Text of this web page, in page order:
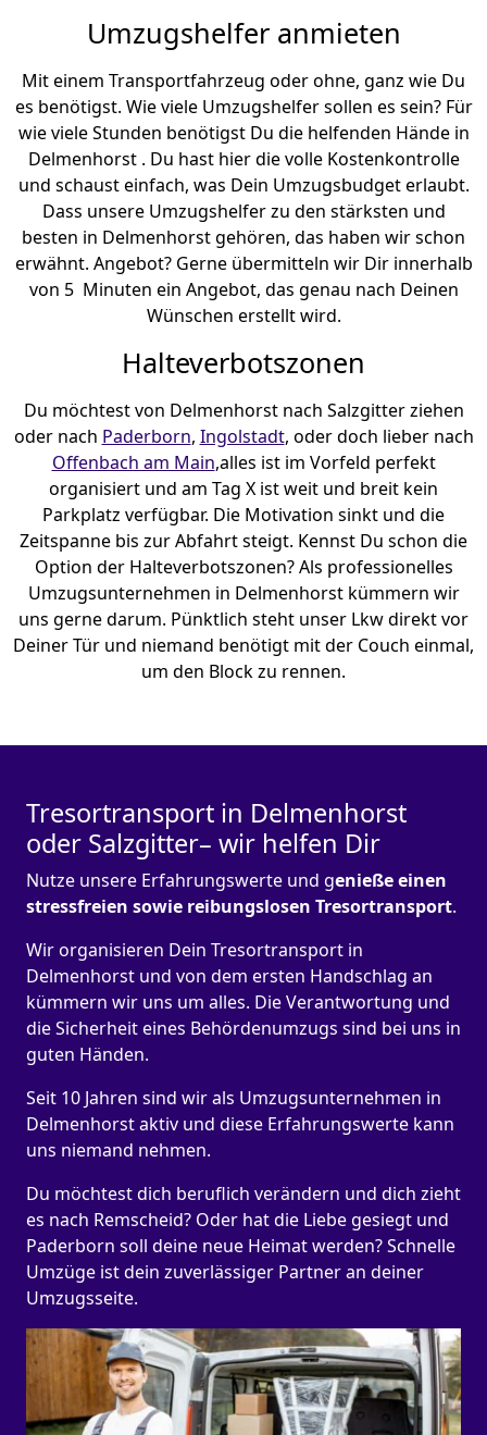
Umzugshelfer anmieten
Mit einem Transportfahrzeug oder ohne, ganz wie Du
es benötigst. Wie viele Umzugshelfer sollen es sein? Für
wie viele Stunden benötigst Du die helfenden Hände in
Delmenhorst . Du hast hier die volle Kostenkontrolle
und schaust einfach, was Dein Umzugsbudget erlaubt.
Dass unsere Umzugshelfer zu den stärksten und
besten in Delmenhorst gehören, das haben wir schon
erwähnt. Angebot? Gerne übermitteln wir Dir innerhalb
von 5 Minuten ein Angebot, das genau nach Deinen
Wünschen erstellt wird.
Halteverbotszonen
Du möchtest von Delmenhorst nach Salzgitter ziehen
oder nach Paderborn, Ingolstadt, oder doch lieber nach
Offenbach am Main,alles ist im Vorfeld perfekt
organisiert und am Tag X ist weit und breit kein
Parkplatz verfügbar. Die Motivation sinkt und die
Zeitspanne bis zur Abfahrt steigt. Kennst Du schon die
Option der Halteverbotszonen? Als professionelles
Umzugsunternehmen in Delmenhorst kümmern wir
uns gerne darum. Pünktlich steht unser Lkw direkt vor
Deiner Tür und niemand benötigt mit der Couch einmal,
um den Block zu rennen.
Tresortransport in Delmenhorst
oder Salzgitter– wir helfen Dir
Nutze unsere Erfahrungswerte und genieße einen
stressfreien sowie reibungslosen Tresortransport.
Wir organisieren Dein Tresortransport in
Delmenhorst und von dem ersten Handschlag an
kümmern wir uns um alles. Die Verantwortung und
die Sicherheit eines Behördenumzugs sind bei uns in
guten Händen.
Seit 10 Jahren sind wir als Umzugsunternehmen in
Delmenhorst aktiv und diese Erfahrungswerte kann
uns niemand nehmen.
Du möchtest dich beruflich verändern und dich zieht
es nach Remscheid? Oder hat die Liebe gesiegt und
Paderborn soll deine neue Heimat werden? Schnelle
Umzüge ist dein zuverlässiger Partner an deiner
Umzugsseite.